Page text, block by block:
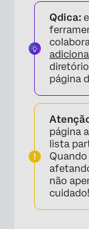
Exportar
de projeto
Qdica:
página
página
lista
não
cuidado!